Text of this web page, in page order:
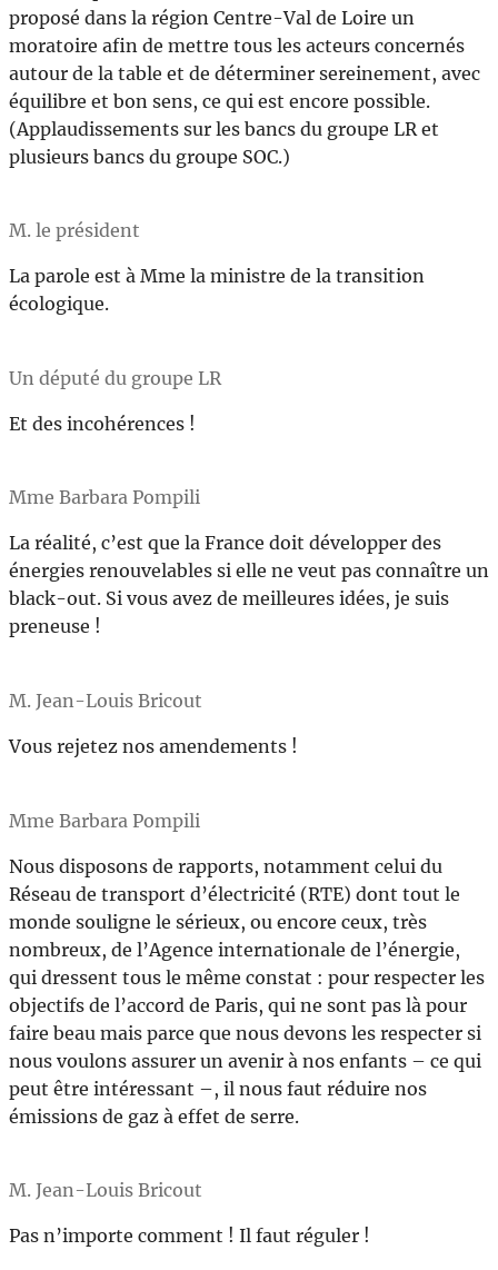
proposé dans la région Centre-Val de Loire un
moratoire afin de mettre tous les acteurs concernés
autour de la table et de déterminer sereinement, avec
équilibre et bon sens, ce qui est encore possible.
(Applaudissements sur les bancs du groupe LR et
plusieurs bancs du groupe SOC.)
M. le président
La parole est à Mme la ministre de la transition
écologique.
Un député du groupe LR
Et des incohérences !
Mme Barbara Pompili
La réalité, c’est que la France doit développer des
énergies renouvelables si elle ne veut pas connaître un
black-out. Si vous avez de meilleures idées, je suis
preneuse !
M. Jean-Louis Bricout
Vous rejetez nos amendements !
Mme Barbara Pompili
Nous disposons de rapports, notamment celui du
Réseau de transport d’électricité (RTE) dont tout le
monde souligne le sérieux, ou encore ceux, très
nombreux, de l’Agence internationale de l’énergie,
qui dressent tous le même constat : pour respecter les
objectifs de l’accord de Paris, qui ne sont pas là pour
faire beau mais parce que nous devons les respecter si
nous voulons assurer un avenir à nos enfants – ce qui
peut être intéressant –, il nous faut réduire nos
émissions de gaz à effet de serre.
M. Jean-Louis Bricout
Pas n’importe comment ! Il faut réguler !